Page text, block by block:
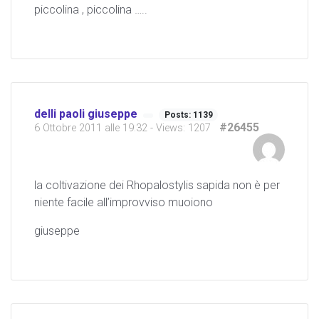
piccolina , piccolina …..
delli paoli giuseppe Posts: 1139
6 Ottobre 2011 alle 19:32 - Views: 1207 #26455
la coltivazione dei Rhopalostylis sapida non è per
niente facile all’improvviso muoiono
giuseppe